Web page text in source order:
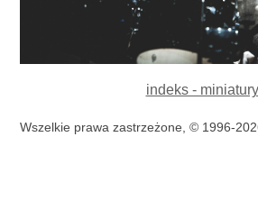
indeks - miniatury
Wszelkie prawa zastrzeżone, © 1996-